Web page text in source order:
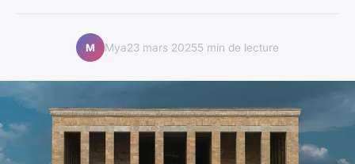
M Mya23 mars 20255 min de lecture